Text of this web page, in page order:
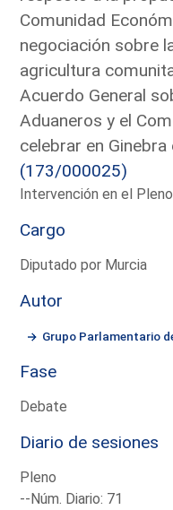
Comunidad
negociación sobre
agricultura
Acuerdo General
Aduaneros y el
celebrar en
(173/000025)
Intervención en el
Cargo
Diputado por Murcia
Autor
Grupo Parlamentario
Fase
Debate
Diario de sesiones
Pleno
--Núm. Diario: 71